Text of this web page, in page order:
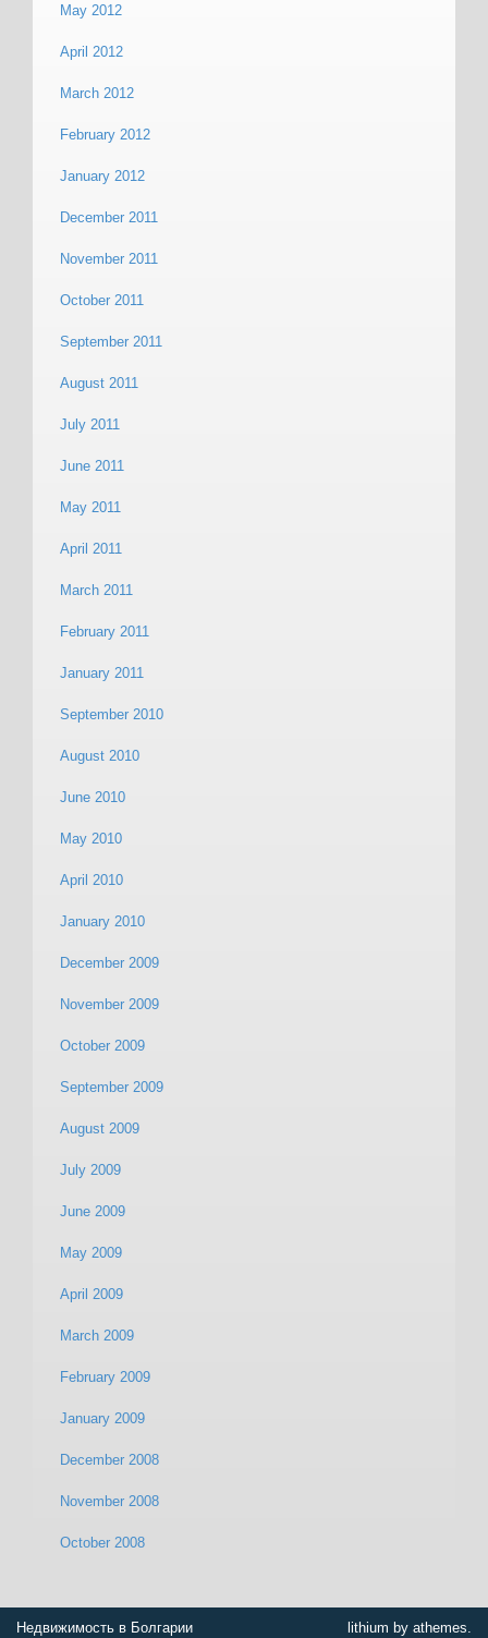
May 2012
April 2012
March 2012
February 2012
January 2012
December 2011
November 2011
October 2011
September 2011
August 2011
July 2011
June 2011
May 2011
April 2011
March 2011
February 2011
January 2011
September 2010
August 2010
June 2010
May 2010
April 2010
January 2010
December 2009
November 2009
October 2009
September 2009
August 2009
July 2009
June 2009
May 2009
April 2009
March 2009
February 2009
January 2009
December 2008
November 2008
October 2008
Недвижимость в Болгарии lithium by athemes.